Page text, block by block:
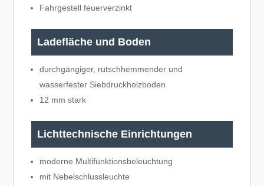
Fahrgestell feuerverzinkt
Ladefläche und Boden
durchgängiger, rutschhemmender und
wasserfester Siebdruckholzboden
12 mm stark
Lichttechnische Einrichtungen
moderne Multifunktionsbeleuchtung
mit Nebelschlussleuchte